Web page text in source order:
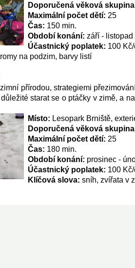
Doporučená věková
Maximální počet dětí: 25
Čas: 150 min.
Období konání: září - listopad
Účastnický poplatek: 100
na podzim, barvy listí
přírodou, strategiemi
starat se o ptáčky v zimě, a
Místo: Lesopark Brniště,
Doporučená věková
Maximální počet dětí: 25
Čas: 180 min.
Období konání: prosinec -
Účastnický poplatek: 100
Klíčová slova: sníh, zvířata v